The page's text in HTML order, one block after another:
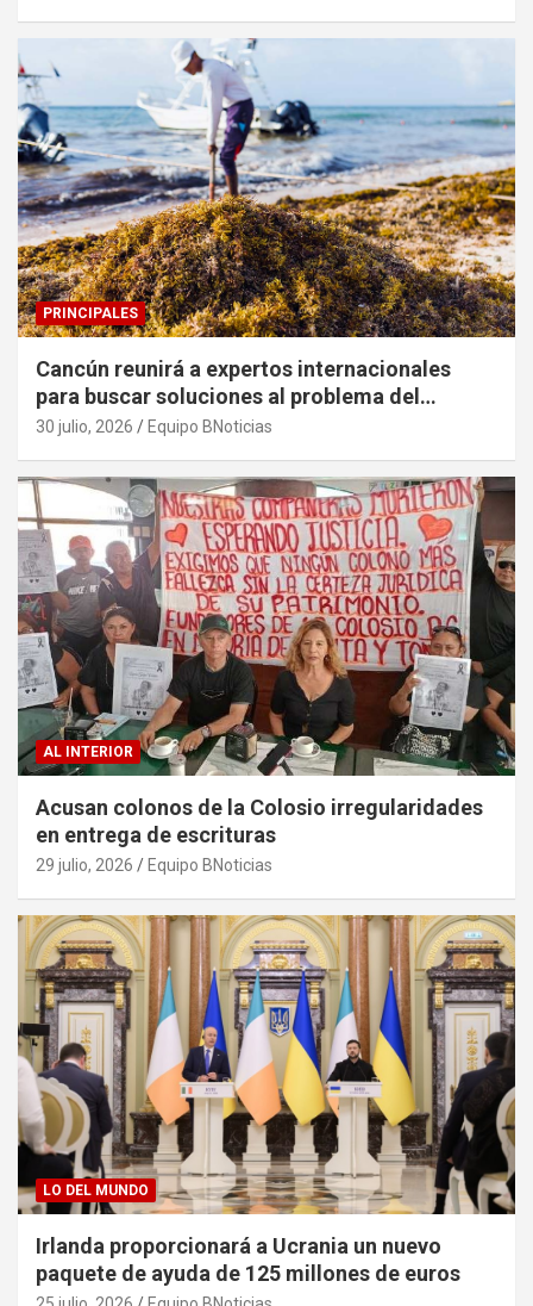
PRINCIPALES
Cancún reunirá a expertos internacionales
para buscar soluciones al problema del
sargazo
30 julio, 2026 Equipo BNoticias
AL INTERIOR
Acusan colonos de la Colosio irregularidades
en entrega de escrituras
29 julio, 2026 Equipo BNoticias
LO DEL MUNDO
Irlanda proporcionará a Ucrania un nuevo
paquete de ayuda de 125 millones de euros